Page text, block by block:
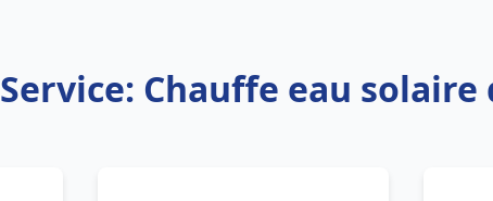
Service: Chauffe eau